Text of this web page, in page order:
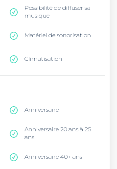
Possibilité de diffuser sa
musique
Matériel de sonorisation
Climatisation
Anniversaire
Anniversaire 20 ans à 25
ans
Anniversaire 40+ ans